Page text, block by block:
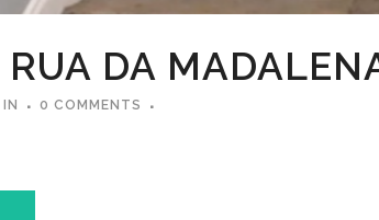
RUA DA
IN
0 COMMENTS